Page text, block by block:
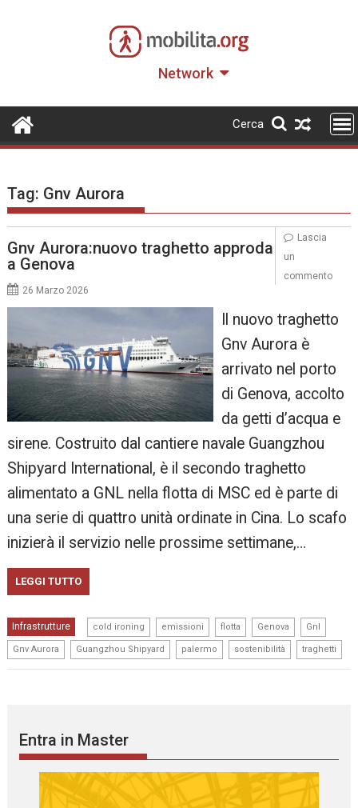
Network
Cerca
Tag: Gnv Aurora
Gnv Aurora:nuovo traghetto approda
a Genova
26 Marzo 2026
Il nuovo traghetto
Gnv Aurora è
arrivato nel porto
di Genova, accolto
da getti d’acqua e
sirene. Costruito dal cantiere navale Guangzhou
Shipyard International, è il secondo traghetto
alimentato a GNL nella flotta di MSC ed è parte di
una serie di quattro unità ordinate in Cina. Lo scafo
inizierà il servizio nelle prossime settimane,…
LEGGI TUTTO
Infrastrutture cold ironing emissioni flotta Genova Gnl
Gnv Aurora Guangzhou Shipyard palermo sostenibilità traghetti
Lascia
un
commento
Entra in Master